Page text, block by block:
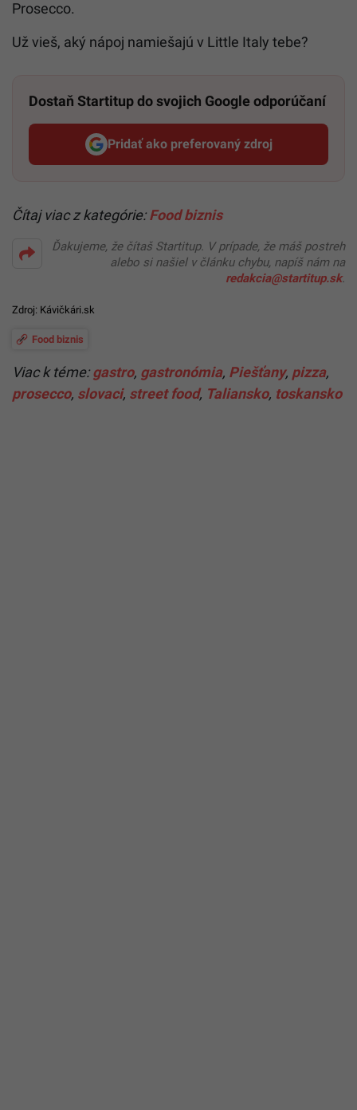
Prosecco.
Už vieš, aký nápoj namiešajú v Little Italy tebe?
Dostaň Startitup do svojich Google odporúčaní
Pridať ako preferovaný zdroj
Startitup, odkaz sa otvorí v
Čítaj viac z kategórie:Food biznis
Ďakujeme, že čítaš Startitup. V prípade, že máš postreh
alebo si našiel v článku chybu, napíš nám na
redakcia@startitup.sk.
Zdroj: Kávičkári.sk
Food biznis
Viac k téme:gastro, gastronómia, Piešťany, pizza,
prosecco, slovaci, street food, Taliansko, toskansko